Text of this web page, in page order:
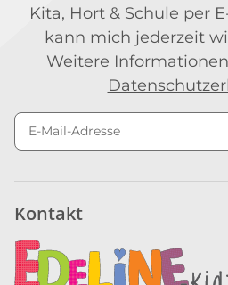
Kita, Hort & Schule per
kann mich jederzeit
Weitere
Kontakt